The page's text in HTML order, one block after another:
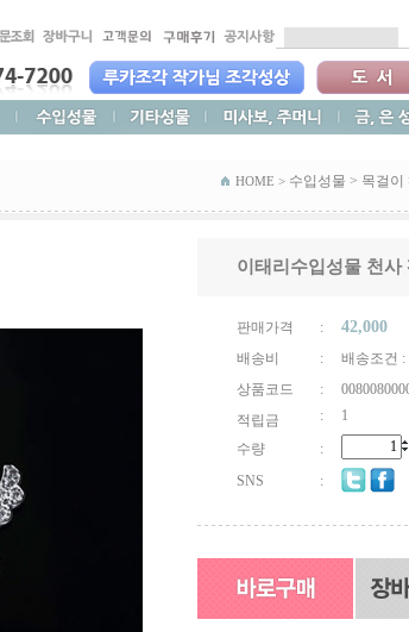
HOME > 수입성물 > 목걸이
이태리수입성물 천사
판매가격 : 42,000
배송비 :
배송조건 :
상품코드
:
적립금
:
1
수량
:
SNS
: